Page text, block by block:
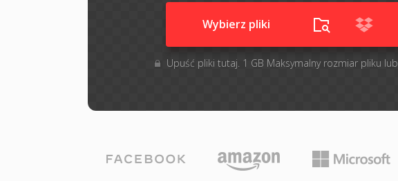
Wybierz pliki
Upuść pliki tutaj. 1 GB Maksymalny rozmiar pliku lub